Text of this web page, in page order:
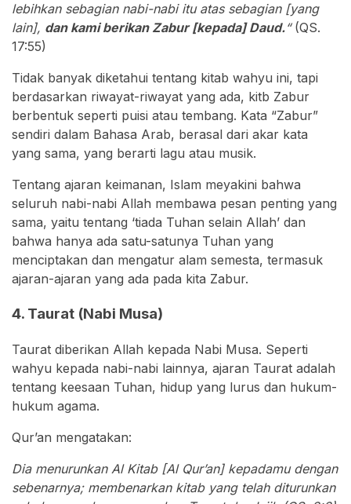
lebihkan sebagian nabi-nabi itu atas sebagian [yang
lain], dan kami berikan Zabur [kepada] Daud.“(QS.
17:55)
Tidak banyak diketahui tentang kitab wahyu ini, tapi
berdasarkan riwayat-riwayat yang ada, kitb Zabur
berbentuk seperti puisi atau tembang. Kata “Zabur”
sendiri dalam Bahasa Arab, berasal dari akar kata
yang sama, yang berarti lagu atau musik.
Tentang ajaran keimanan, Islam meyakini bahwa
seluruh nabi-nabi Allah membawa pesan penting yang
sama, yaitu tentang ‘tiada Tuhan selain Allah’ dan
bahwa hanya ada satu-satunya Tuhan yang
menciptakan dan mengatur alam semesta, termasuk
ajaran-ajaran yang ada pada kita Zabur.
4. Taurat (Nabi Musa)
Taurat diberikan Allah kepada Nabi Musa. Seperti
wahyu kepada nabi-nabi lainnya, ajaran Taurat adalah
tentang keesaan Tuhan, hidup yang lurus dan hukum-
hukum agama.
Qur’an mengatakan:
Dia menurunkan Al Kitab [Al Qur’an] kepadamu dengan
sebenarnya; membenarkan kitab yang telah diturunkan